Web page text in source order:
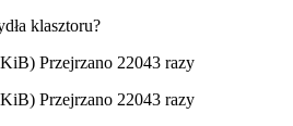
klasztoru?
Przejrzano 22043 razy
Przejrzano 22043 razy